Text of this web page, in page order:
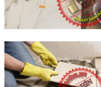
İnşaat Dekorasyon,
uzman kadrosuyla İzmir
seramik döşeme ustası taş
ustası
Sayfaya Git